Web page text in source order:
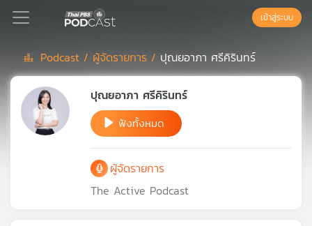
Podcast
เพล
เข้าสู่ระบบ
Podcast / ผู้จัดรายการ / ปุณยอาภา ศรีคิรินทร์
ปุณยอาภา ศรีคิรินทร์
ฟังทั้งหมด
ผู้จัดรายการ
The Active Podcast